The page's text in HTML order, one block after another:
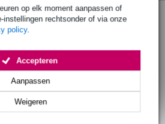
op elk moment aanpassen of
instellingen rechtsonder of via onze
policy.
Weigeren
Aanpassen
Accepteren